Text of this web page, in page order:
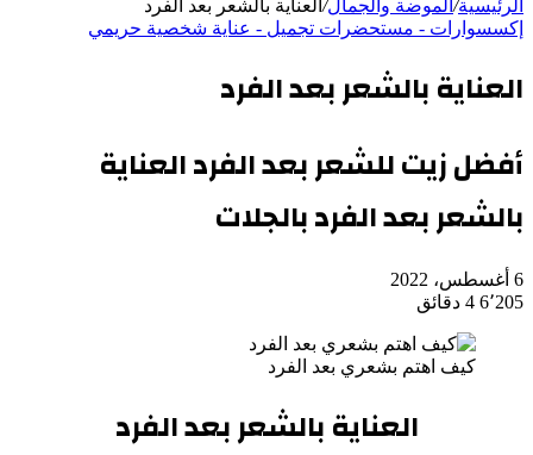
الرئيسية/ الموضة والجمال/ العناية بالشعر بعد الفرد
إكسسوارات - مستحضرات تجميل - عناية شخصية حريمي
العناية بالشعر بعد الفرد
أفضل زيت للشعر بعد الفرد العناية
بالشعر بعد الفرد بالجلات
6 أغسطس، 2022
6٬205 4 دقائق
كيف اهتم بشعري بعد الفرد
العناية بالشعر بعد الفرد